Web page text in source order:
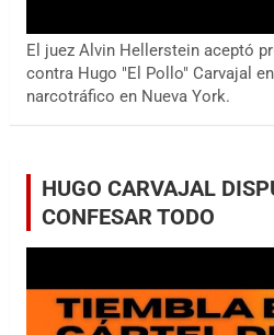
El juez Alvin Hellerstein aceptó
contra Hugo "El Pollo" Carvajal
narcotráfico en Nueva York.
HUGO CARVAJAL
CONFESAR TODO